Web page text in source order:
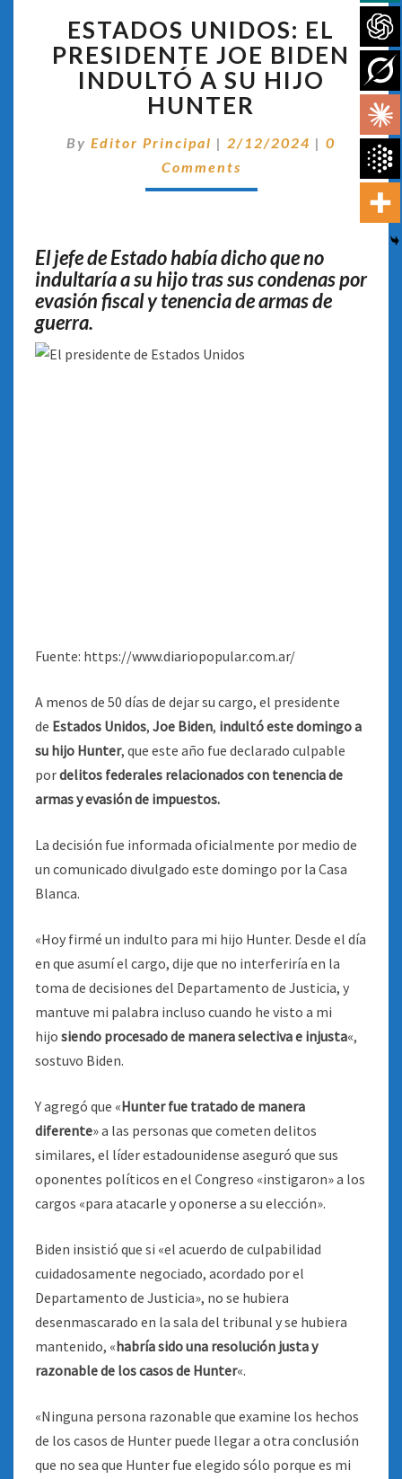
UNIDOS:
EL
PRESIDENTE
JOE
BIDEN
A
SU
HIJO
ESTADOS UNIDOS: EL
PRESIDENTE JOE BIDEN
INDULTÓ A SU HIJO
HUNTER
By Editor Principal | 2/12/2024 | 0
Comments
El jefe de Estado había dicho que no
indultaría a su hijo tras sus condenas por
evasión fiscal y tenencia de armas de
guerra.
Fuente: https://www.diariopopular.com.ar/
A menos de 50 días de dejar su cargo, el presidente
de Estados Unidos, Joe Biden, indultó este domingo a
su hijo Hunter, que este año fue declarado culpable
pordelitos federales relacionados con tenencia de
armas y evasión de impuestos.
La decisión fue informada oficialmente por medio de
un comunicado divulgado este domingo por la Casa
Blanca.
«Hoy firmé un indulto para mi hijo Hunter. Desde el día
en que asumí el cargo, dije que no interferiría en la
toma de decisiones del Departamento de Justicia, y
mantuve mi palabra incluso cuando he visto a mi
hijo siendo procesado de manera selectiva e injusta«,
sostuvo Biden.
Y agregó que «Hunter fue tratado de manera
diferente» a las personas que cometen delitos
similares, el líder estadounidense aseguró que sus
oponentes políticos en el Congreso «instigaron» a los
cargos «para atacarle y oponerse a su elección».
Biden insistió que si «el acuerdo de culpabilidad
cuidadosamente negociado, acordado por el
Departamento de Justicia», no se hubiera
desenmascarado en la sala del tribunal y se hubiera
mantenido, «habría sido una resolución justa y
razonable de los casos de Hunter«.
«Ninguna persona razonable que examine los hechos
de los casos de Hunter puede llegar a otra conclusión
que no sea que Hunter fue elegido sólo porque es mi